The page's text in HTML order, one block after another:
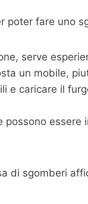
poter fare uno
serve
un mobile,
e caricare il
possono
di sgomberi